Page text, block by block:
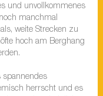
und unvollkommenes
manchmal
weite Strecken zu
hoch am Berghang
spannendes
herrscht und es